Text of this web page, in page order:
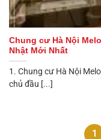
Chung cư Hà Nội
Nhật Mới Nhất
1. Chung cư Hà Nội
chủ đầu [...]
1